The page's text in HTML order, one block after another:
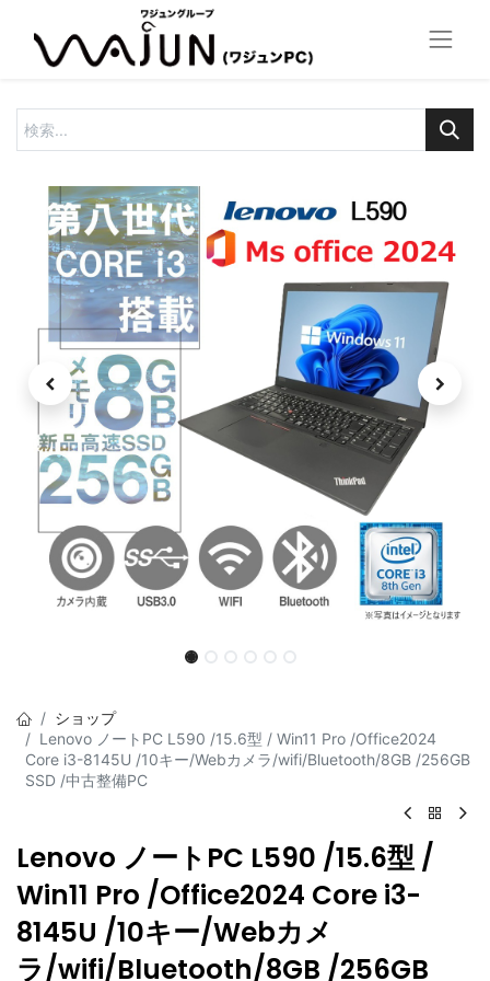
ショップ
Lenovo ノートPC L590 /15.6型 / Win11 Pro /Office2024
Core i3-8145U /10キー/Webカメラ/wifi/Bluetooth/8GB /256GB
SSD /中古整備PC
Lenovo ノートPC L590 /15.6型 /
Win11 Pro /Office2024 Core i3-
8145U /10キー/Webカメ
ラ/wifi/Bluetooth/8GB /256GB